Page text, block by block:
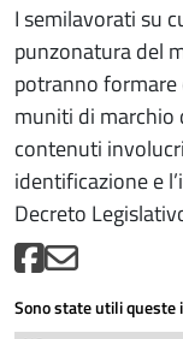
I semilavorati su
punzonatura del
potranno
muniti di marchio
contenuti
identificazione e
Decreto
Sono state utili queste